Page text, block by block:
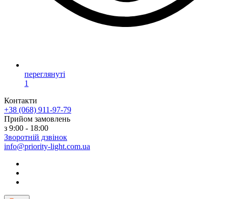
переглянуті
1
Контакти
+38 (068) 911-97-79
Прийом замовлень
з 9:00 - 18:00
Зворотній дзвінок
info@priority-light.com.ua